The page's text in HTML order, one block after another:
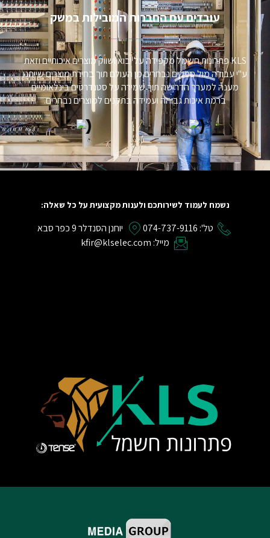
עובדים עם החברות המובילות במשק​
KLS פתרונות חשמל מקפידה על יבוא ושווק מוצרים איכותיים וזאת
ע"י עבודה מול ספקים נבחרים מן העולם תוך בחירת מוצרים שייתנו
מענה למערך הדרישה תוך שמירה על סטנדרטים בינלאומיים
ברמת איכות גבוהה ועמידה בתקנים למוצרים נבחרים.
נשמח לעמוד לשירותכם ולענות מקצועית על כל שאלה:
טל': 074-737-9116
יוחנן הסנדלר 9 כפר סבא
מייל: kfir@klselec.com